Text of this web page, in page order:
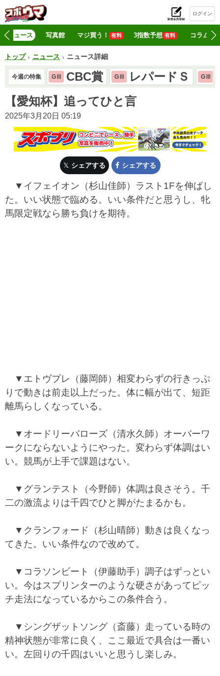
ログイン
ニュース 写真館 マジ買う！ 有料 3指数予想 有料 コラム
トップ ニュース ニュース詳細
今週の特集 GⅢ CBC賞 GⅢ レパードＳ GⅢ
【愛知杯】追ってひと言
2025年3月20日 05:19
シェアする シェアする
▼イフェイオン（杉山佳師）ラスト1Fを伸ばし
た。いい状態で臨める。いい条件だと思うし、牝
馬限定戦なら勝ち負けを期待。
▼エトヴプレ（藤岡師）相変わらずの行きっぷ
りで動きは前走以上だった。体に幅が出て、短距
離馬らしくなっている。
▼オードリーバローズ（清水久師）オーバーワ
ークにならないようにやった。変わらず体調はい
い。競馬が上手で課題はない。
▼グランテスト（今野師）体調は良さそう。千
二の激流よりは千四でひと脚がたまるかも。
▼クランフォード（杉山晴師）動きは良くなっ
てきた。いい条件なので改めて。
▼コラソンビート（伊藤助手）調子はずっとい
い。今はスプリンターのような硬さがあってピッ
チ走法になっているからこの条件合う。
▼シングザットソング（斎藤）走っている時の
精神状態が非常に良く、ここ最近で具合は一番い
い。左回りの千四はいいと思うし楽しみ。